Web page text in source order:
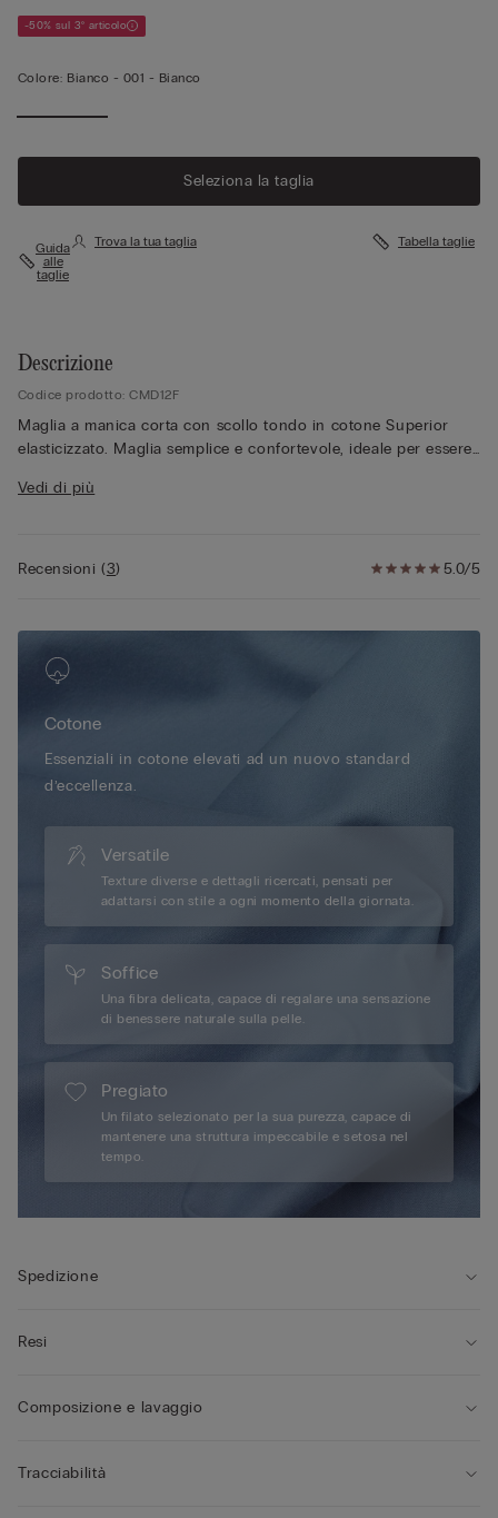
-50% sul 3° articolo
Colore: Bianco - 001 - Bianco
Seleziona la taglia
Guida
alle
taglie
Trova la tua taglia Tabella taglie
Descrizione
Codice prodotto: CMD12F
Maglia a manica corta con scollo tondo in cotone Superior
elasticizzato. Maglia semplice e confortevole, ideale per essere
capo esternabile per un look casual.
Vedi di più
5.0/5
Recensioni(3)
Cotone
Essenziali in cotone elevati ad un nuovo standard
d’eccellenza.
Versatile
Texture diverse e dettagli ricercati, pensati per
adattarsi con stile a ogni momento della giornata.
Soffice
Una fibra delicata, capace di regalare una sensazione
di benessere naturale sulla pelle.
Pregiato
Un filato selezionato per la sua purezza, capace di
mantenere una struttura impeccabile e setosa nel
tempo.
Spedizione
Resi
Composizione e lavaggio
Tracciabilità